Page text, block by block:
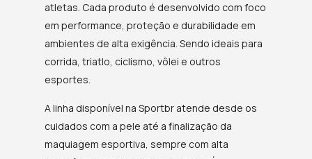
atletas. Cada produto é desenvolvido com foco
em performance, proteção e durabilidade em
ambientes de alta exigência. Sendo ideais para
corrida, triatlo, ciclismo, vôlei e outros
esportes.
A linha disponível na Sportbr atende desde os
cuidados com a pele até a finalização da
maquiagem esportiva, sempre com alta